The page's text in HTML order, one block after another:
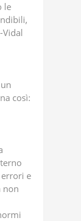
le
Vidal
così:
e
non